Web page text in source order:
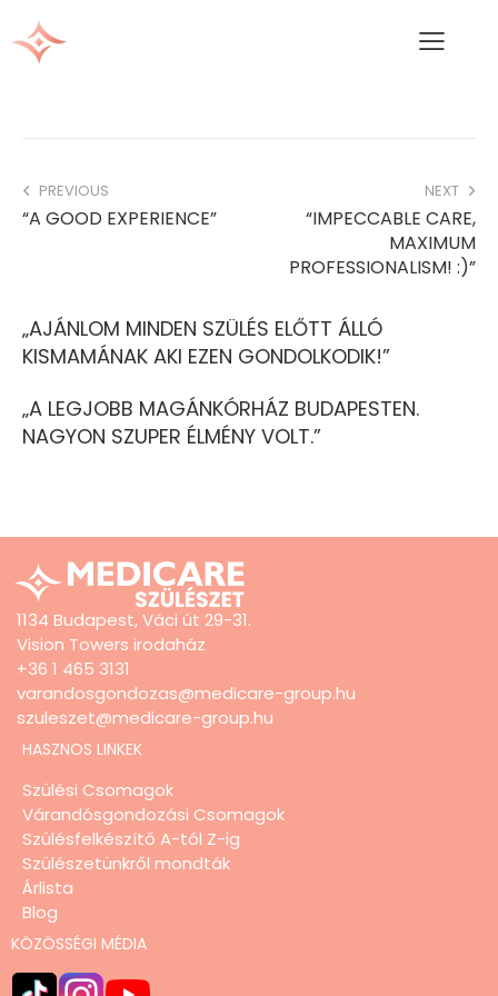
PREVIOUS
“A GOOD EXPERIENCE”
NEXT
“IMPECCABLE CARE,
MAXIMUM
PROFESSIONALISM! :)”
„AJÁNLOM MINDEN SZÜLÉS ELŐTT ÁLLÓ
KISMAMÁNAK AKI EZEN GONDOLKODIK!”
„A LEGJOBB MAGÁNKÓRHÁZ BUDAPESTEN.
NAGYON SZUPER ÉLMÉNY VOLT.”
1134 Budapest, Váci út 29-31.
Vision Towers irodaház
+36 1 465 3131
varandosgondozas@medicare-group.hu
szuleszet@medicare-group.hu
HASZNOS LINKEK
Szülési Csomagok
Várandósgondozási Csomagok
Szülésfelkészítő A-tól Z-ig
Szülészetünkről mondták
Árlista
Blog
KÖZÖSSÉGI MÉDIA